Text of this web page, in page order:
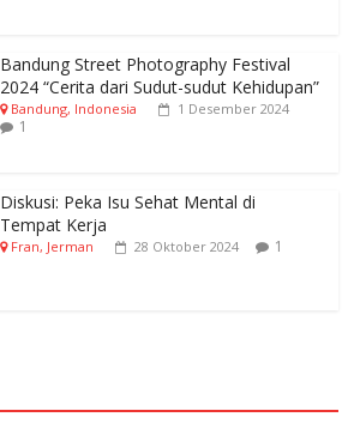
Bandung Street Photography Festival
2024 “Cerita dari Sudut-sudut Kehidupan”
Bandung, Indonesia 1 Desember 2024
1
Diskusi: Peka Isu Sehat Mental di
Tempat Kerja
Fran, Jerman 28 Oktober 2024 1